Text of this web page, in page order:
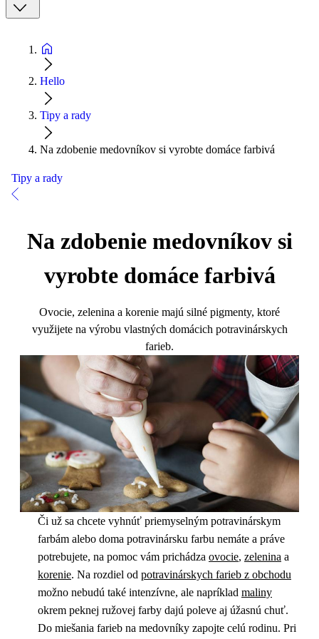
Hello
Tipy a rady
Na zdobenie medovníkov si vyrobte domáce farbivá
Tipy a rady
Na zdobenie medovníkov si
vyrobte domáce farbivá
Ovocie, zelenina a korenie majú silné pigmenty, ktoré
využijete na výrobu vlastných domácich potravinárskych
farieb.
Či už sa chcete vyhnúť priemyselným potravinárskym
farbám alebo doma potravinársku farbu nemáte a práve
potrebujete, na pomoc vám prichádza ovocie, zelenina a
korenie. Na rozdiel od potravinárskych farieb z obchodu
možno nebudú také intenzívne, ale napríklad maliny
okrem peknej ružovej farby dajú poleve aj úžasnú chuť.
Do miešania farieb na medovníky zapojte celú rodinu. Pri